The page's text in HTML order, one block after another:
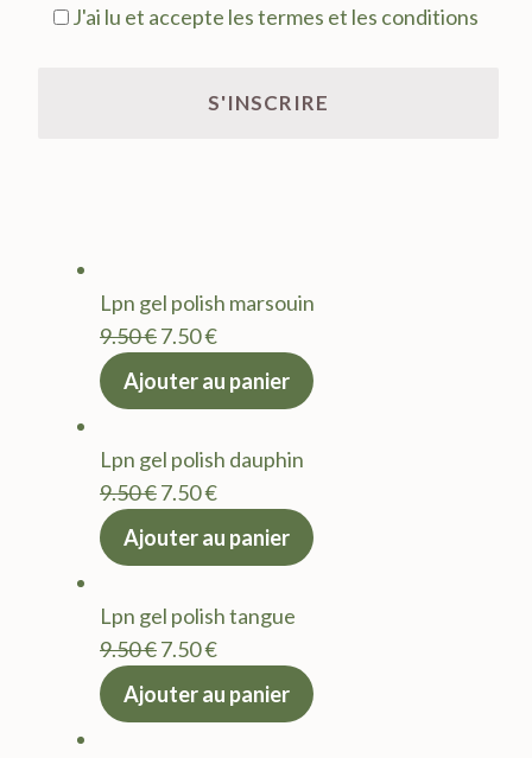
J'ai lu et accepte les termes et les conditions
Lpn gel polish marsouin
9.50€Le
prix
9.50 €.
7.50€Le
actuel
7.50 €.
Ajouter au panier
Lpn gel polish dauphin
9.50€Le
prix
9.50 €.
7.50€Le
actuel
7.50 €.
Ajouter au panier
Lpn gel polish tangue
9.50€Le
prix
7.50€Le
actuel
Ajouter au panier